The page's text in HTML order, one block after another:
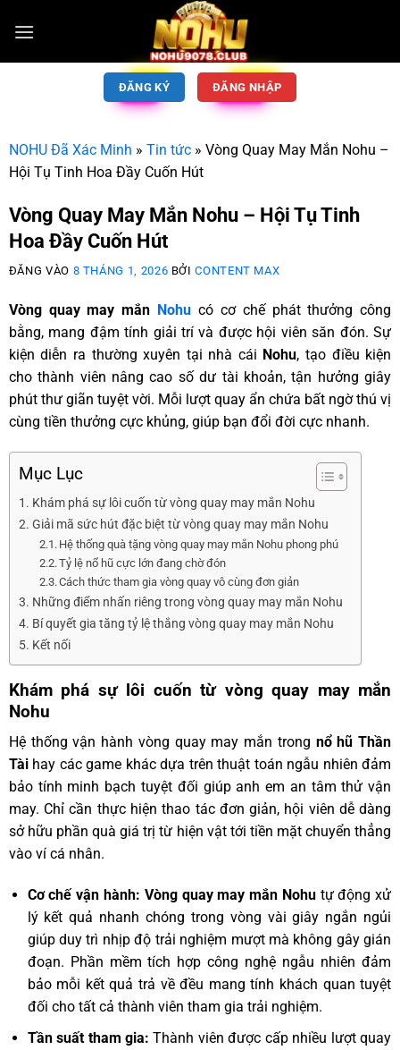
ĐĂNG KÝ ĐĂNG NHẬP
NOHU Đã Xác Minh » Tin tức» Vòng Quay May Mắn Nohu –
Hội Tụ Tinh Hoa Đầy Cuốn Hút
Vòng Quay May Mắn Nohu – Hội Tụ Tinh
Hoa Đầy Cuốn Hút
ĐĂNG VÀO 8 THÁNG 1, 2026 BỞICONTENT MAX
Vòng quay may mắn Nohu có cơ chế phát thưởng công
bằng, mang đậm tính giải trí và được hội viên săn đón. Sự
kiện diễn ra thường xuyên tại nhà cái Nohu, tạo điều kiện
cho thành viên nâng cao số dư tài khoản, tận hưởng giây
phút thư giãn tuyệt vời. Mỗi lượt quay ẩn chứa bất ngờ thú vị
cùng tiền thưởng cực khủng, giúp bạn đổi đời cực nhanh.
Mục Lục
Khám phá sự lôi cuốn từ vòng quay may mắn Nohu
Giải mã sức hút đặc biệt từ vòng quay may mắn Nohu
Hệ thống quà tặng vòng quay may mắn Nohu phong phú
Tỷ lệ nổ hũ cực lớn đang chờ đón
Cách thức tham gia vòng quay vô cùng đơn giản
Những điểm nhấn riêng trong vòng quay may mắn Nohu
Bí quyết gia tăng tỷ lệ thắng vòng quay may mắn Nohu
Kết nối
Khám phá sự lôi cuốn từ vòng quay may mắn
Nohu
Hệ thống vận hành vòng quay may mắn trong nổ hũ Thần
Tàihay các game khác dựa trên thuật toán ngẫu nhiên đảm
bảo tính minh bạch tuyệt đối giúp anh em an tâm thử vận
may. Chỉ cần thực hiện thao tác đơn giản, hội viên dễ dàng
sở hữu phần quà giá trị từ hiện vật tới tiền mặt chuyển thẳng
vào ví cá nhân.
Cơ chế vận hành: Vòng quay may mắn Nohutự động xử
lý kết quả nhanh chóng trong vòng vài giây ngắn ngủi
giúp duy trì nhịp độ trải nghiệm mượt mà không gây gián
đoạn. Phần mềm tích hợp công nghệ ngẫu nhiên đảm
bảo mỗi kết quả trả về đều mang tính khách quan tuyệt
đối cho tất cả thành viên tham gia trải nghiệm.
Tần suất tham gia: Thành viên được cấp nhiều lượt quay